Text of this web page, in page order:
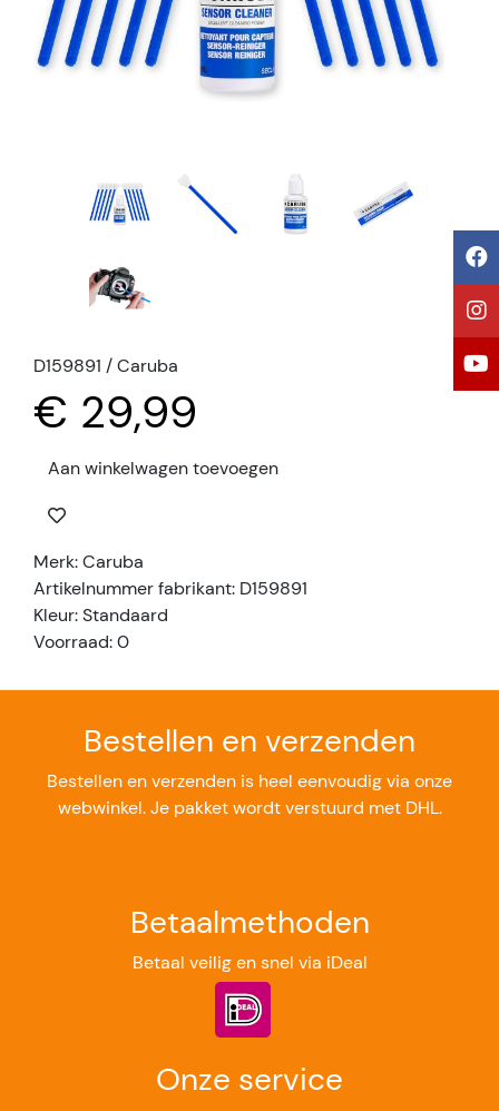
D159891 / Caruba
€ 29,99
Aan winkelwagen toevoegen
Merk: Caruba
Artikelnummer fabrikant: D159891
Kleur: Standaard
Voorraad: 0
Bestellen en verzenden
Bestellen en verzenden is heel eenvoudig via onze
webwinkel. Je pakket wordt verstuurd met DHL.
Betaalmethoden
Betaal veilig en snel via iDeal
Onze service